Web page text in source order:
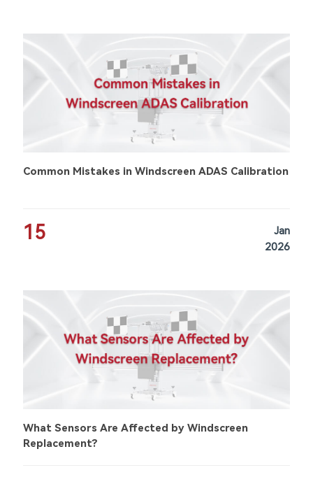
Common Mistakes in Windscreen ADAS Calibration
15
Jan
2026
What Sensors Are Affected by Windscreen
Replacement?